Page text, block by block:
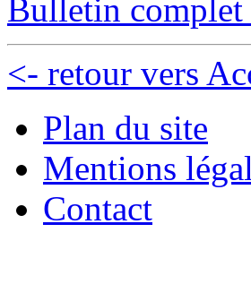
Bulletin complet
<- retour vers
Plan du site
Mentions
Contact